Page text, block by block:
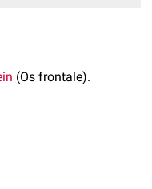
(Os frontale).